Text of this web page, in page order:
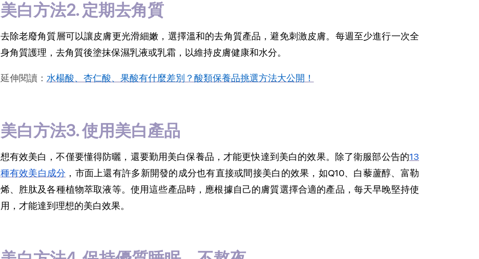
美白方法2. 定期去角質
去除老廢角質層可以讓皮膚更光滑細嫩，選擇溫和的去角質產品，避免刺激皮膚。每週至少進行一次全
身角質護理，去角質後塗抹保濕乳液或乳霜，以維持皮膚健康和水分。
延伸閱讀： 水楊酸、杏仁酸、果酸有什麼差別？酸類保養品挑選方法大公開！
美白方法3. 使用美白產品
想有效美白，不僅要懂得防曬，還要勤用美白保養品，才能更快達到美白的效果。除了衛服部公告的13
種有效美白成分 ，市面上還有許多新開發的成分也有直接或間接美白的效果，如Q10、白藜蘆醇、富勒
烯、胜肽及各種植物萃取液等。使用這些產品時，應根據自己的膚質選擇合適的產品，每天早晚堅持使
用，才能達到理想的美白效果。